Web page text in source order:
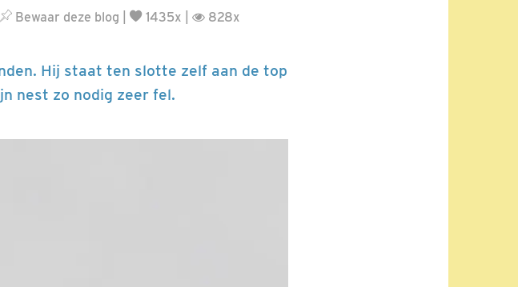
Bewaar deze blog 1435x | 828x
Hij staat ten slotte zelf aan de top
nest zo nodig zeer fel.